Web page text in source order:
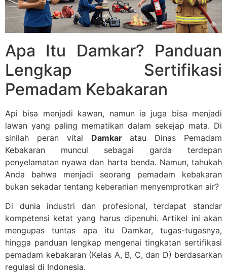
Apa Itu Damkar? Panduan
Lengkap Sertifikasi
Pemadam Kebakaran
Api bisa menjadi kawan, namun ia juga bisa menjadi
lawan yang paling mematikan dalam sekejap mata. Di
sinilah peran vital Damkaratau Dinas Pemadam
Kebakaran muncul sebagai garda terdepan
penyelamatan nyawa dan harta benda. Namun, tahukah
Anda bahwa menjadi seorang pemadam kebakaran
bukan sekadar tentang keberanian menyemprotkan air?
Di dunia industri dan profesional, terdapat standar
kompetensi ketat yang harus dipenuhi. Artikel ini akan
mengupas tuntas apa itu Damkar, tugas-tugasnya,
hingga panduan lengkap mengenai tingkatan sertifikasi
pemadam kebakaran (Kelas A, B, C, dan D) berdasarkan
regulasi di Indonesia.